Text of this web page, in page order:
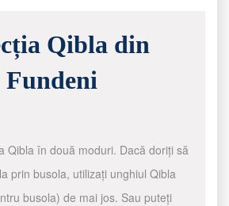
Qibla din
Fundeni
Qibla în două moduri. Dacă doriți să
prin busola, utilizați unghiul Qibla
busola) de mai jos. Sau puteți